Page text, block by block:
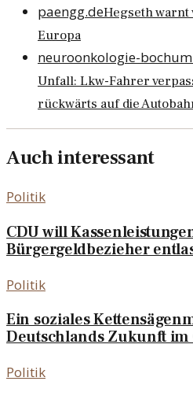
paengg.deHegseth warnt
Europa
neuroonkologie-
Unfall: Lkw-Fahrer
rückwärts auf die
Auch interessant
Politik
CDU will
Bürgergeldbezieher
Politik
Ein soziales
Deutschlands Zukunft im
Politik